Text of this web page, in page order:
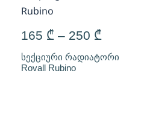
165 ₾ – 250 ₾
სექციური რადიატორი
Rovall Rubino